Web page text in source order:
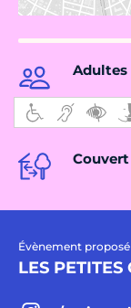
Adultes
Couvert
Évènement proposé
LES PETITES